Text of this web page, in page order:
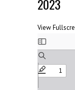
2023
View
Saltar
al
contenido
del